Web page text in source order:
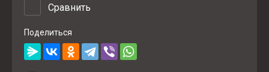
Сравнить
Поделиться